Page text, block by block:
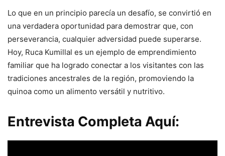
Lo que en un principio parecía un desafío, se convirtió en
una verdadera oportunidad para demostrar que, con
perseverancia, cualquier adversidad puede superarse.
Hoy, Ruca Kumillal es un ejemplo de emprendimiento
familiar que ha logrado conectar a los visitantes con las
tradiciones ancestrales de la región, promoviendo la
quinoa como un alimento versátil y nutritivo.
Entrevista Completa Aquí: